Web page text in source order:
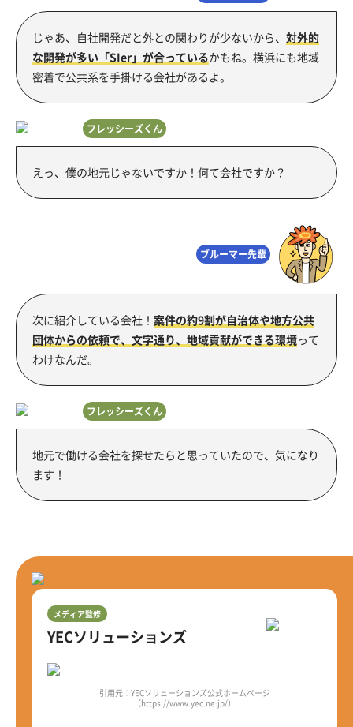
じゃあ、自社開発だと外との関わりが少ないから、 対外的
な開発が多い「SIer」が合っているかもね。横浜にも地域
密着で公共系を手掛ける会社があるよ。
フレッシーズくん
えっ、僕の地元じゃないですか！何て会社ですか？
ブルーマー先輩
次に紹介している会社！ 案件の約9割が自治体や地方公共
団体からの依頼で、文字通り、地域貢献ができる環境って
わけなんだ。
フレッシーズくん
地元で働ける会社を探せたらと思っていたので、気になり
ます！
メディア監修
YECソリューションズ
引用元：YECソリューションズ公式ホームページ
（https://www.yec.ne.jp/）